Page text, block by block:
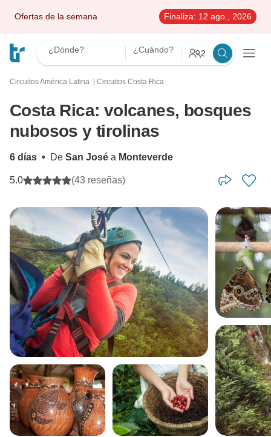
Ofertas de la semana Finaliza: 12 ago., 2026
¿Dónde? ¿Cuándo? 2
Circuitos América Latina 〉 Circuitos Costa Rica
Costa Rica: volcanes, bosques
nubosos y tirolinas
6 días • De San José a Monteverde
5.0 (43 reseñas)